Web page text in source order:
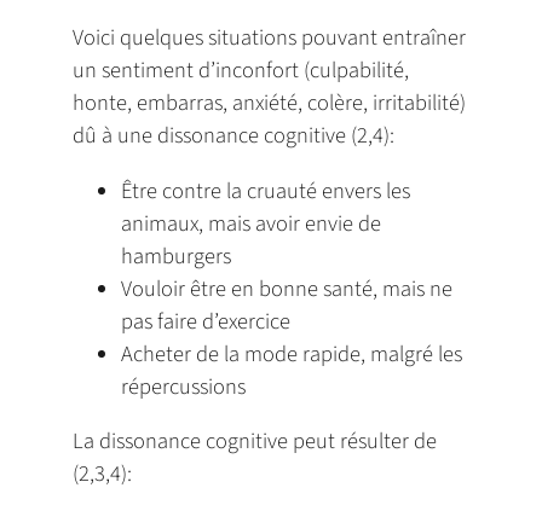
Voici quelques situations pouvant entraîner
un sentiment d’inconfort (culpabilité,
honte, embarras, anxiété, colère, irritabilité)
dû à une dissonance cognitive (2,4):
Être contre la cruauté envers les
animaux, mais avoir envie de
hamburgers
Vouloir être en bonne santé, mais ne
pas faire d’exercice
Acheter de la mode rapide, malgré les
répercussions
La dissonance cognitive peut résulter de
(2,3,4):